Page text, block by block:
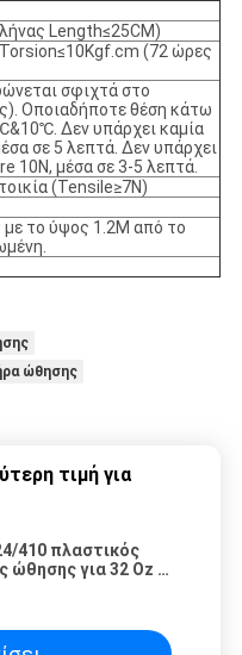
Length≤25CM)
(72 ώρες
σφιχτά στο
Οποιαδήποτε θέση κάτω
Δεν υπάρχει καμία
σε 5 λεπτά. Δεν υπάρχει
10N, μέσα σε 3-5 λεπτά.
(Tensile≥7N)
το ύψος 1.2M από το
ώθησης
τιμή για
410 πλαστικός
ώθησης για 32 Oz το